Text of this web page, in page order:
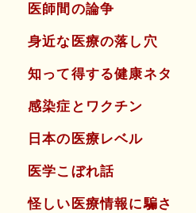
医師間の論争
身近な医療の落し穴
知って得する健康ネタ
感染症とワクチン
日本の医療レベル
医学こぼれ話
怪しい医療情報に騙さ